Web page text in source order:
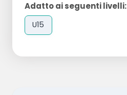
Adatto ai seguenti livelli:
U15